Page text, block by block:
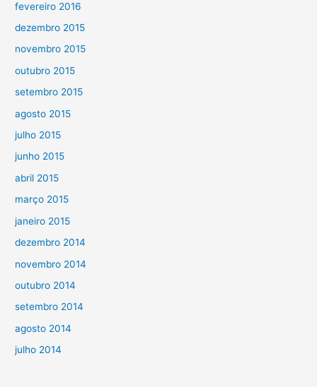
fevereiro 2016
dezembro 2015
novembro 2015
outubro 2015
setembro 2015
agosto 2015
julho 2015
junho 2015
abril 2015
março 2015
janeiro 2015
dezembro 2014
novembro 2014
outubro 2014
setembro 2014
agosto 2014
julho 2014